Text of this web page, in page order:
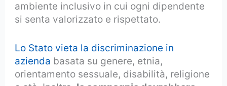
ambiente inclusivo in cui ogni dipendente
si senta valorizzato e rispettato.
Lo Stato vieta la discriminazione in
azienda basata su genere, etnia,
orientamento sessuale, disabilità, religione